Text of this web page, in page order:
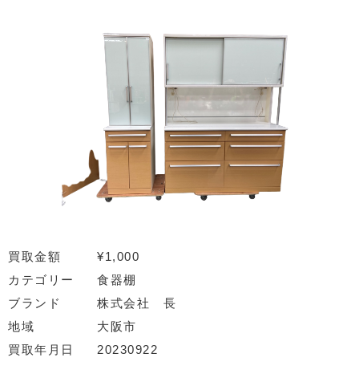
買取金額
¥1,000
カテゴリー
食器棚
ブランド
株式会社 長
地域
大阪市
買取年月日
20230922